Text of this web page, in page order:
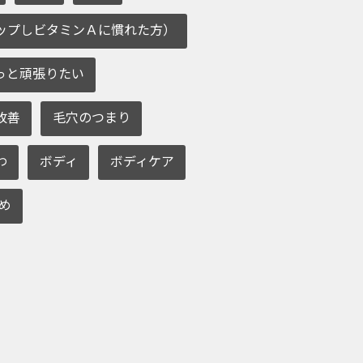
しビタミンＡに慣れた方）
と頑張りたい
善 毛穴のつまり
ボディ ボディケア